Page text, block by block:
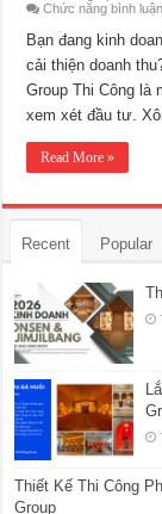
Chức năng bình
Bạn đang kinh
cải thiện doanh
Group Thi Công là
xem xét đầu tư.
Read More »
Recent Popular
Thiết Kế Thi Công
Group